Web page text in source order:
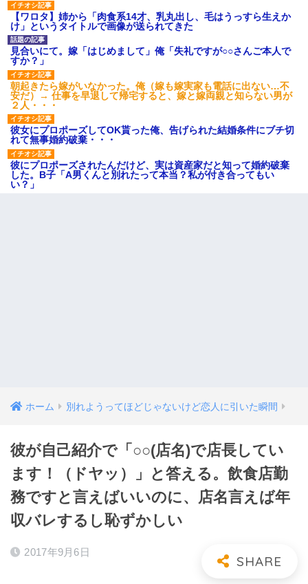
【ワロタ】姉から「肉食系14才、乳丸出し、毛はうっすら生えか
け」というタイトルで画像が送られてきた
見合いにて。嫁「はじめまして」俺「失礼ですが○○さんご本人で
すか？」
朝起きたら嫁がいなかった。俺（嫁も嫁実家も電話に出ない…不
安だ）→ 仕事を早退して帰宅すると、嫁と嫁両親と知らない男が
２人・・・
彼女にプロポーズしてOK貰った俺、告げられた結婚条件にブチ切
れて無事婚約破棄・・・
彼にプロポーズされたんだけど、実は資産家だと知って婚約破棄
した。B子「A男くんと別れたって本当？私が付き合ってもい
い？」
ホーム 別れようってほどじゃないけど恋人に引いた瞬間
彼が自己紹介で「○○(店名)で店長してい
ます！（ドヤッ）」と答える。飲食店勤
務ですと言えばいいのに、店名言えば年
収バレするし恥ずかしい
2017年9月6日